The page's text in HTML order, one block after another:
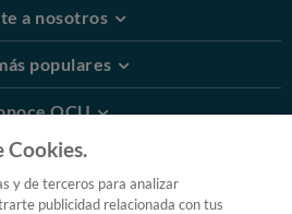
a nosotros
populares
OCU
Información
© 2026 OCU
Cookies.
y de terceros para analizar
publicidad relacionada con tus